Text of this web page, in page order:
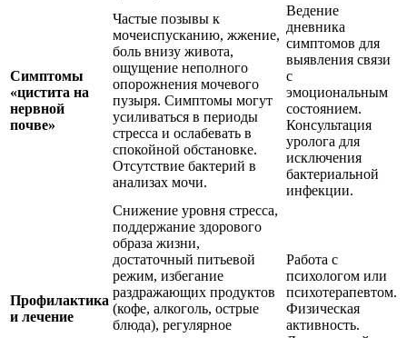
Симптомы
«цистита на
нервной
почве»
Частые позывы к
мочеиспусканию, жжение,
боль внизу живота,
ощущение неполного
опорожнения мочевого
пузыря. Симптомы могут
усиливаться в периоды
стресса и ослабевать в
спокойной обстановке.
Отсутствие бактерий в
анализах мочи.
Ведение
дневника
симптомов для
выявления связи
с
эмоциональным
состоянием.
Консультация
уролога для
исключения
бактериальной
инфекции.
Профилактика
и лечение
Снижение уровня стресса,
поддержание здорового
образа жизни,
достаточный питьевой
режим, избегание
раздражающих продуктов
(кофе, алкоголь, острые
блюда), регулярное
Работа с
психологом или
психотерапевтом.
Физическая
активность.